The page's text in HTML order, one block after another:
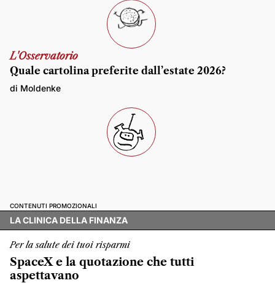
L'Osservatorio
Quale cartolina preferite dall’estate 2026?
di Moldenke
CONTENUTI PROMOZIONALI
LA CLINICA DELLA FINANZA
Per la salute dei tuoi risparmi
SpaceX e la quotazione che tutti
aspettavano